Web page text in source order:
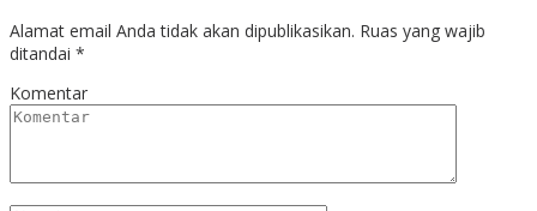
Alamat email Anda tidak akan dipublikasikan. Ruas yang wajib
ditandai *
Komentar